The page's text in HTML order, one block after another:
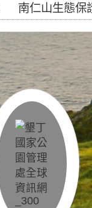
南仁山生態保護區步道已完成